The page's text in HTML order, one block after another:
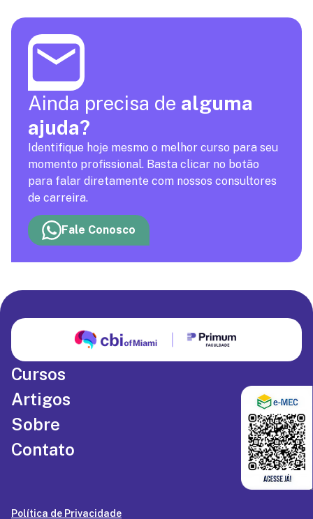
Ainda precisa de alguma
ajuda?
Identifique hoje mesmo o melhor curso para seu
momento profissional. Basta clicar no botão
para falar diretamente com nossos consultores
de carreira.
Fale Conosco
Cursos
Artigos
Sobre
Contato
Política de Privacidade